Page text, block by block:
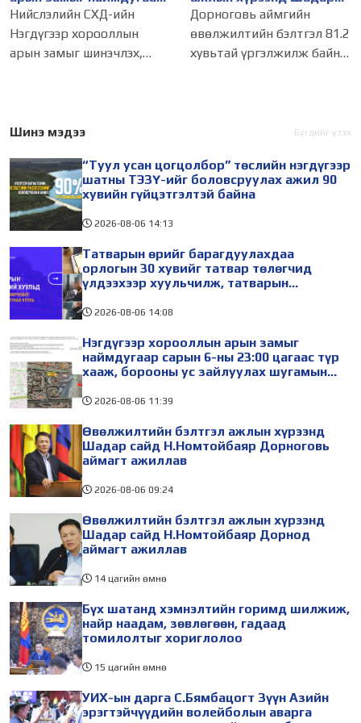
сарын 6-ны 23:00 цагаас
түр хааж, борооны ус
зайлуулах шугамын
хөндлөн сэтэлгээ хийнэ
Нийслэлийн СХД-ийн
Нэгдүгээр хорооллын
арын замыг шинэчлэх,
Тодруулбал, СХД-ийн 14
Цамбагаравын уулзвар, 11
дүгээр
сайд Н.Номтойбаяр
Дорноговь аймагт
ажиллав
Дорноговь аймгийн
өвөлжилтийн бэлтгэл 81.2
хувьтай үргэлжилж байна.
559 зөрчил илэрснээс 127-
хугацаатай
Шинэ мэдээ Бүгдийг үзэх
“Туул усан цогцолбор” төслийн нэгдүгээр
шатны ТЭЗҮ-ийг боловсруулах ажил 90
хувийн гүйцэтгэлтэй байна
2026-08-06 14:13
Татварын өрийг барагдуулахдаа
орлогын 30 хувийг татвар төлөгчид
үлдээхээр хуульчилж, татварын
болгон сунгажээ
2026-08-06 14:08
Нэгдүгээр хорооллын арын замыг
наймдугаар сарын 6-ны 23:00 цагаас түр
хааж, борооны ус зайлуулах шугамын
2026-08-06 11:39
Өвөлжилтийн бэлтгэл ажлын хүрээнд
Шадар сайд Н.Номтойбаяр Дорноговь
аймагт ажиллав
2026-08-06 09:24
Өвөлжилтийн бэлтгэл ажлын хүрээнд
Шадар сайд Н.Номтойбаяр Дорнод
аймагт ажиллав
14 цагийн өмнө
Бүх шатанд хэмнэлтийн горимд шилжиж,
найр наадам, зөвлөгөөн, гадаад
томилолтыг хориглолоо
15 цагийн өмнө
УИХ-ын дарга С.Бямбацогт Зүүн Азийн
эрэгтэйчүүдийн волейболын аварга